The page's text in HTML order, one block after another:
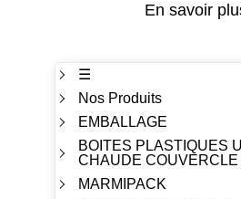
En savoir
☰
Nos Produits
EMBALLAGE
BOITES PLASTIQUES
CHAUDE COUVERCLE
MARMIPACK